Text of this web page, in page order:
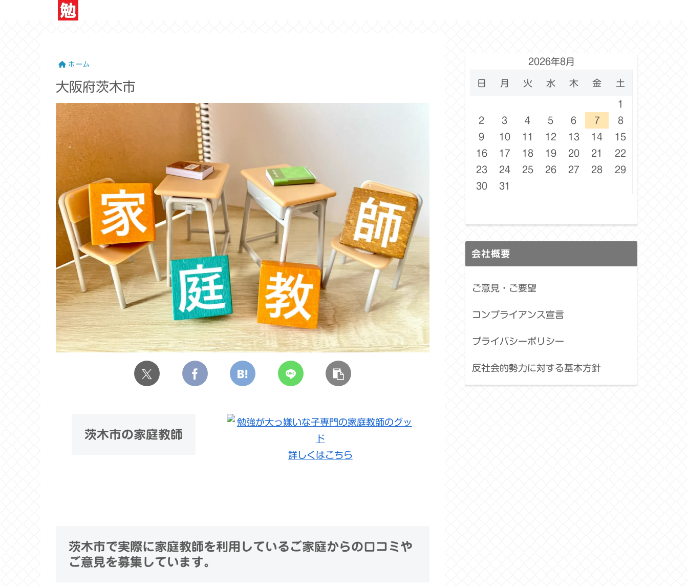
ホーム
大阪府茨木市
茨木市の家庭教師
詳しくはこちら
茨木市で実際に家庭教師を利用しているご家庭からの口コミや
ご意見を募集しています。
2026年8月
日 月 火 水 木 金 土
1
2
3 4 5 6 7
8
9
10 11 12 13 14
15
16
17 18 19 20 21
22
23
24 25 26 27 28
29
30
31
会社概要
ご意見・ご要望
コンプライアンス宣言
プライバシーポリシー
反社会的勢力に対する基本方針